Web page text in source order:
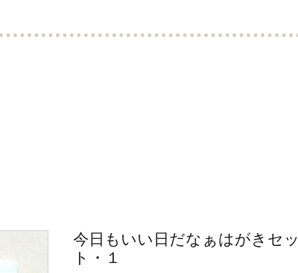
今日もいい日だなぁはがきセッ
ト・１